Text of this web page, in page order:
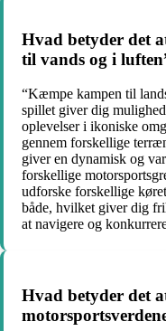
Hvad betyder det
til vands og i
“Kæmpe kampen til
spillet giver dig
oplevelser i ikoniske
gennem forskellige
giver en dynamisk og
forskellige
udforske forskellige
både, hvilket giver dig
at navigere og
Hvad betyder det